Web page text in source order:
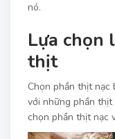
nó.
Lựa chọn
thịt
Chọn phần thịt nạc
với những phần thịt
chọn phần thịt nạc